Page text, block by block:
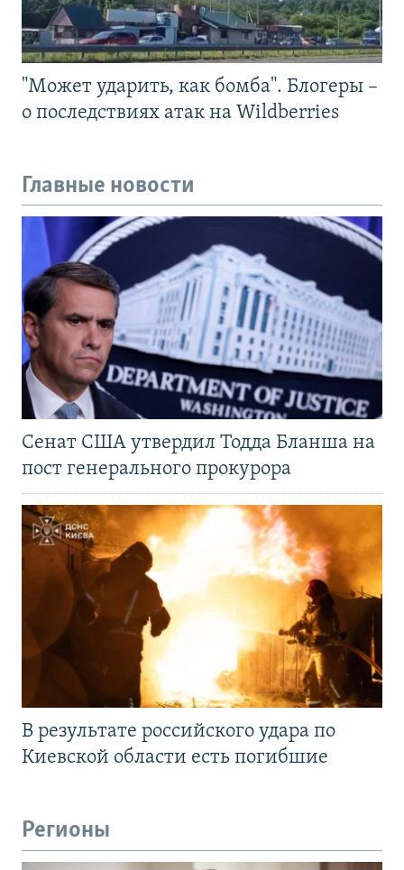
"Может ударить, как бомба". Блогеры –
о последствиях атак на Wildberries
Главные новости
Сенат США утвердил Тодда Бланша на
пост генерального прокурора
В результате российского удара по
Киевской области есть погибшие
Регионы